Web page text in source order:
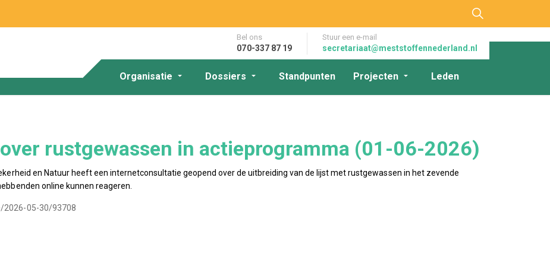
Bel ons
070-337 87 19
Stuur een e-mail
secretariaat@meststoffennederland.nl
Organisatie Dossiers Standpunten Projecten Leden
rustgewassen in actieprogramma (01-06-2026)
en Natuur heeft een internetconsultatie geopend over de uitbreiding van de lijst met rustgewassen in het zevende
online kunnen reageren.
2026-05-30/93708